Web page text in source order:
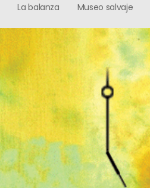
La balanza Museo salvaje